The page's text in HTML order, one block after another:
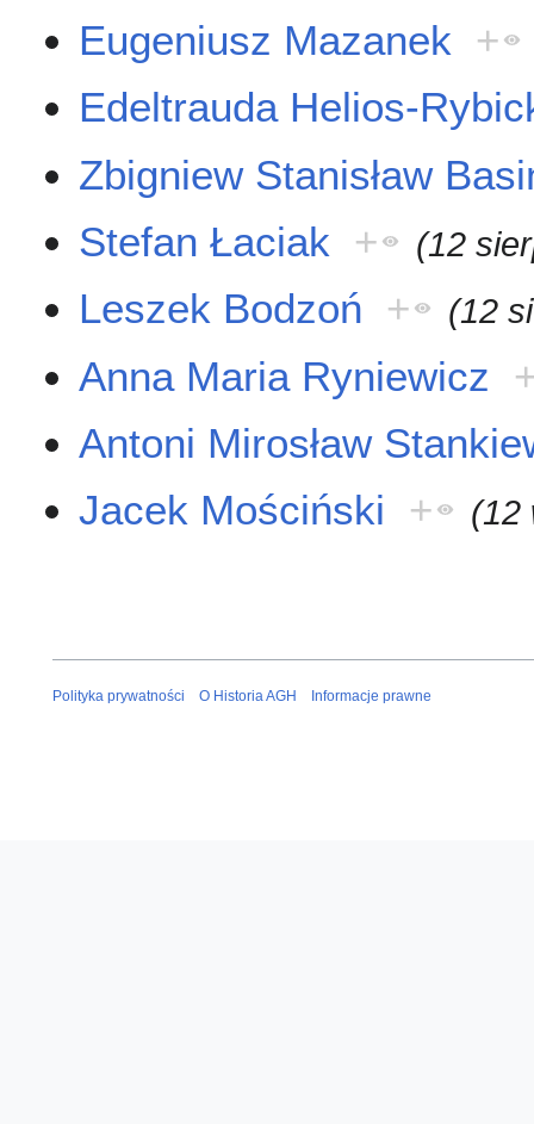
Eugeniusz Mazanek +
Edeltrauda Helios-
Zbigniew Stanisław
Stefan Łaciak + (12
Leszek Bodzoń + (12
Anna Maria Ryniewicz
Antoni Mirosław
Jacek Mościński
+ (12
Polityka prywatności O Historia AGH Informacje prawne